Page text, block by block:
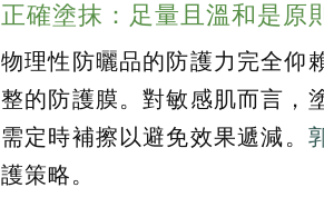
正確塗抹：足量且溫和是原
物理性防曬品的防護力完全仰
整的防護膜。對敏感肌而言，
需定時補擦以避免效果遞減。
護策略。